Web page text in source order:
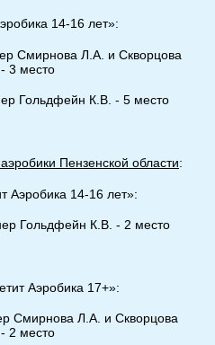
14-16 лет»:
Смирнова Л.А. и Скворцова
3 место
Гольдфейн К.В. - 5 место
Пензенской области:
Аэробика 14-16 лет»:
Гольдфейн К.В. - 2 место
Аэробика 17+»:
Смирнова Л.А. и Скворцова
2 место